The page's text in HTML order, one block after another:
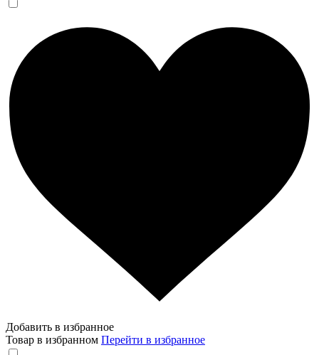
Добавить в избранное
Товар в избранном Перейти в избранное